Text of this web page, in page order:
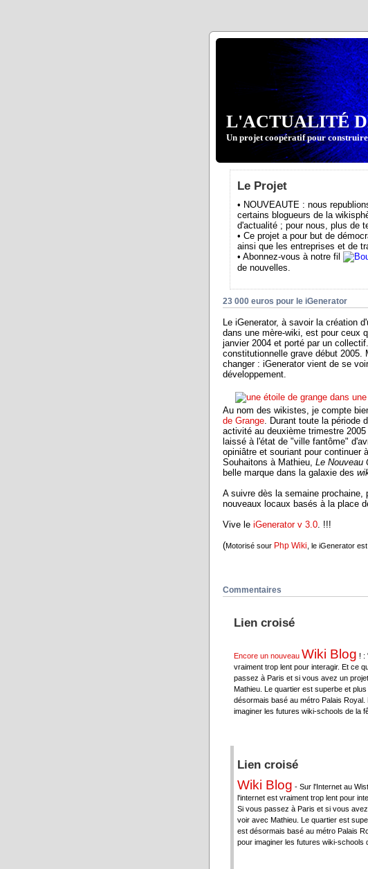
L'ACTUALITÉ
Un projet coopératif pour
Le Projet
• NOUVEAUTE : nous
certains blogueurs de la
d'actualité ; pour nous, plus de
• Ce projet a pour but de
ainsi que les entreprises et de
• Abonnez-vous à notre fil
de nouvelles.
23 000 euros pour le iGenerator
Le iGenerator, à savoir la création
dans une mère-wiki, est pour ceux
janvier 2004 et porté par un
constitutionnelle grave début 2005.
changer : iGenerator vient de se
développement.
Au nom des wikistes, je compte
de Grange. Durant toute la période
activité au deuxième trimestre
laissé à l'état de "ville fantôme"
opiniâtre et souriant pour continuer
Souhaitons à Mathieu, Le Nouveau
belle marque dans la galaxie des
A suivre dès la semaine prochaine,
nouveaux locaux basés à la place
Vive le iGenerator v 3.0. !!!
(Motorisé sour Php Wiki , le iGenerator
Commentaires
Lien croisé
Encore un nouveau Wiki Blog ! :
vraiment trop lent pour interagir. Et ce
passez à Paris et si vous avez un
Mathieu. Le quartier est superbe et
désormais basé au métro Palais
imaginer les futures wiki-schools de la
Lien croisé
Wiki Blog - Sur l'Internet au
l'internet est vraiment trop lent pour
Si vous passez à Paris et si vous
voir avec Mathieu. Le quartier est
est désormais basé au métro Palais
pour imaginer les futures wiki-schools